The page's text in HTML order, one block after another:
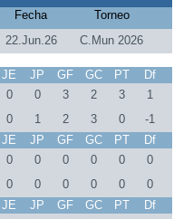
Fecha
Torneo
22.Jun.26 C.Mun 2026
JE JP GF GC PT
Df
0 0 3 2 3
1
0 1 2 3 0
-1
JE JP GF GC PT
Df
0 0 0 0 0
0
0 0 0 0 0
0
JE JP GF GC PT
Df